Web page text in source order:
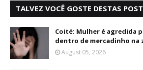
TALVEZ VOCÊ GOSTE DESTAS
Coité: Mulher é agredida
dentro de mercadinho na
August 05, 2026